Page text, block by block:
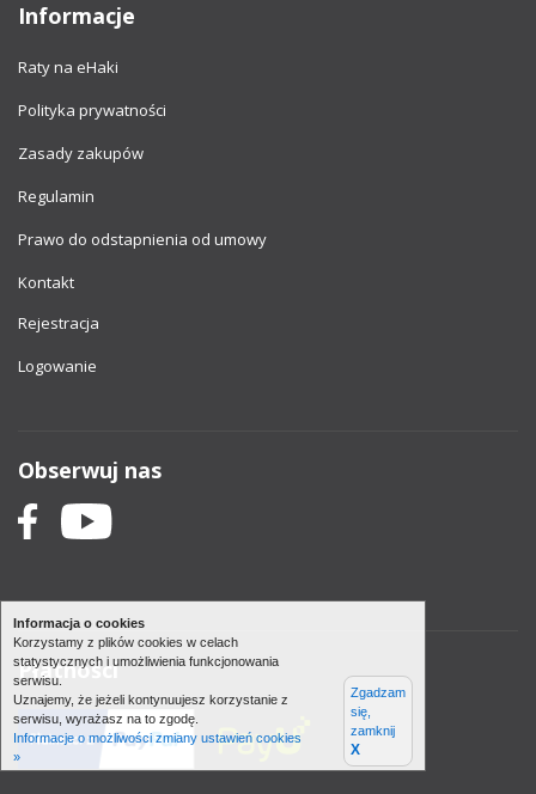
Informacja o cookies
Korzystamy z plików cookies w celach
statystycznych i umożliwienia funkcjonowania
serwisu.
Uznajemy, że jeżeli kontynuujesz korzystanie z
serwisu, wyrażasz na to zgodę.
Informacje o możliwości zmiany ustawień cookies
»
Zgadzam
się,
zamknij
X
Informacje
Raty na eHaki
Polityka prywatności
Zasady zakupów
Regulamin
Prawo do odstapnienia od umowy
Kontakt
Rejestracja
Logowanie
Obserwuj nas
Płatności